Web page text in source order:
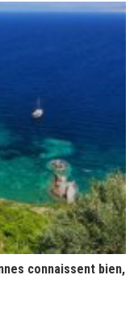
connaissent bien,